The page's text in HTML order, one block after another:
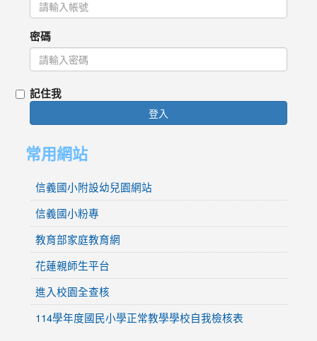
密碼
記住我
登入
常用網站
信義國小附設幼兒園網站
信義國小粉專
教育部家庭教育網
花蓮親師生平台
進入校園全查核
114學年度國民小學正常教學學校自我檢核表